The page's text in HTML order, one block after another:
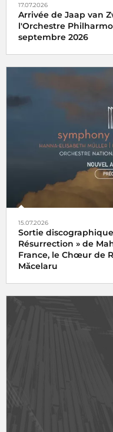
17.07.2026
Arrivée de Jaap van
l'Orchestre
septembre 2026
15.07.2026
Sortie
Résurrection » de
France, le Chœur de
Măcelaru